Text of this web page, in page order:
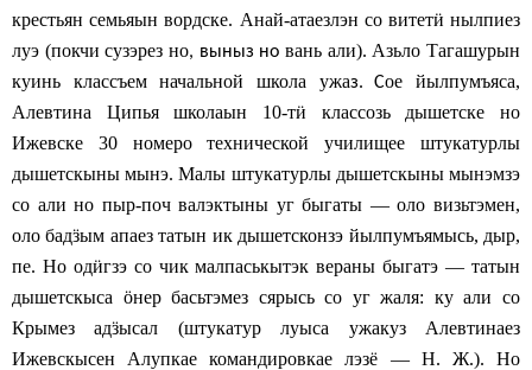
крестьян семьяын вордске. Анай-атаезлэн со витетӥ нылпиез
луэ (покчи сузэрез но, выныз но вань али). Азьло Тагашурын
куинь классъем начальной школа ужаз. Сое йылпумъяса,
Алевтина Ципья школаын 10-тӥ классозь дышетске но
Ижевске 30 номеро технической училищее штукатурлы
дышетскыны мынэ. Малы штукатурлы дышетскыны мынэмзэ
со али но пыр-поч валэктыны уг быгаты — оло визьтэмен,
оло бадӟым апаез татын ик дышетсконзэ йылпумъямысь, дыр,
пе. Но одӥгзэ со чик малпаськытэк вераны быгатэ — татын
дышетскыса ӧнер басьтэмез сярысь со уг жаля: ку али со
Крымез адӟысал (штукатур луыса ужакуз Алевтинаез
Ижевскысен Алупкае командировкае лэзё — Н. Ж.). Но